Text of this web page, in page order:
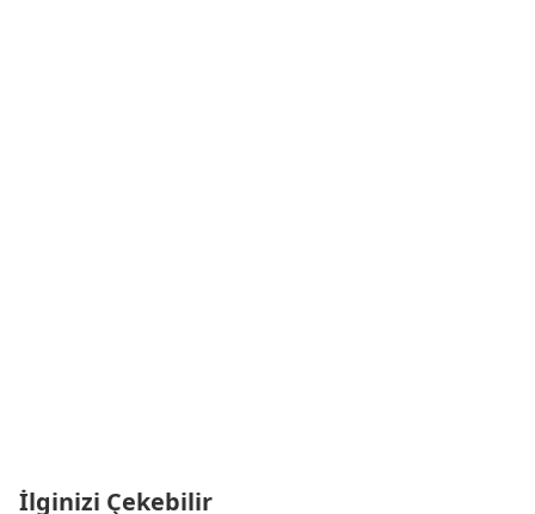
İlginizi Çekebilir